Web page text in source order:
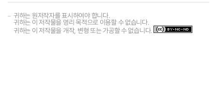
귀하는 원저작자를 표시하여야 합니다.
귀하는 이 저작물을 영리 목적으로 이용할 수 없습니다.
귀하는 이 저작물을 개작, 변형 또는 가공할 수 없습니다.